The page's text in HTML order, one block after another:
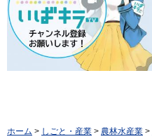
ホーム > しごと・産業 > 農林水産業 >